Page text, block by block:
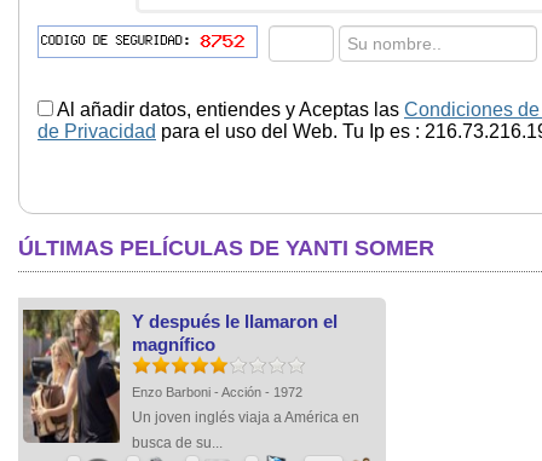
Al añadir datos, entiendes y Aceptas las Condiciones
de Privacidad para el uso del Web. Tu Ip es :
ÚLTIMAS PELÍCULAS DE YANTI SOMER
Y después le llamaron el
magnífico
Enzo Barboni - Acción - 1972
Un joven inglés viaja a América en
busca de su...